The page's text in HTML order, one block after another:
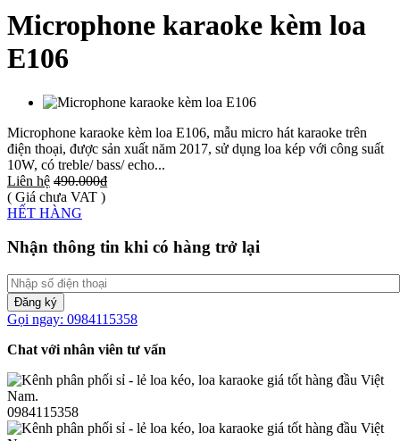
Microphone karaoke kèm loa
E106
Microphone karaoke kèm loa E106, mẫu micro hát karaoke trên
điện thoại, được sản xuất năm 2017, sử dụng loa kép với công suất
10W, có treble/ bass/ echo...
Liên hệ 490.000₫
( Giá chưa VAT )
HẾT HÀNG
Nhận thông tin khi có hàng trở lại
Đăng ký
Gọi ngay: 0984115358
Chat với nhân viên tư vấn
0984115358